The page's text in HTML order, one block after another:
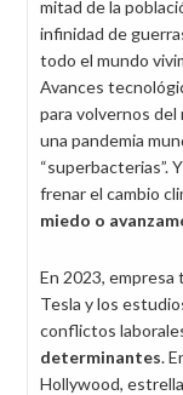
mitad de la
infinidad de
todo el mundo
Avances
para volvernos del
una pandemia
“superbacterias”.
frenar el cambio
miedo o
En 2023,
Tesla y los
conflictos
determinantes.
Hollywood,